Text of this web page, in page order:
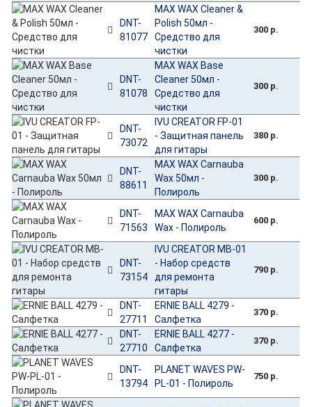
DNT-
81077
MAX WAX Cleaner &
Polish 50мл -
Средство для
чистки
300 р.
DNT-
81078
MAX WAX Base
Cleaner 50мл -
Средство для
чистки
300 р.
DNT-
73072
IVU CREATOR FP-01
- Защитная панель
для гитары
380 р.
DNT-
88611
MAX WAX Carnauba
Wax 50мл -
Полироль
300 р.
DNT-
71563
MAX WAX Carnauba
Wax - Полироль
600 р.
DNT-
73154
IVU CREATOR MB-01
- Набор средств
для ремонта
гитары
790 р.
DNT-
27711
ERNIE BALL 4279 -
Салфетка
370 р.
DNT-
27710
ERNIE BALL 4277 -
Салфетка
370 р.
DNT-
13794
PLANET WAVES PW-
PL-01 - Полироль
750 р.